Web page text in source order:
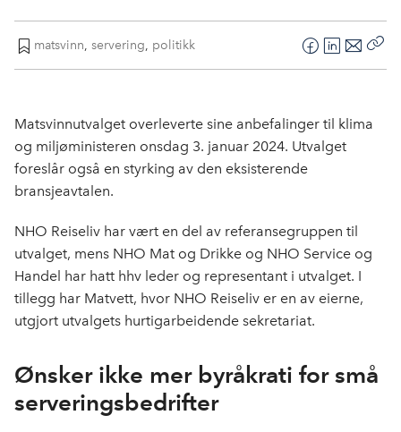
matsvinn, servering, politikk
F
e
b
L
k
e
E
o
s
Matsvinnutvalget overleverte sine anbefalinger til klima
og miljøministeren onsdag 3. januar 2024. Utvalget
foreslår også en styrking av den eksisterende
bransjeavtalen.
NHO Reiseliv har vært en del av referansegruppen til
utvalget, mens NHO Mat og Drikke og NHO Service og
Handel har hatt hhv leder og representant i utvalget. I
tillegg har Matvett, hvor NHO Reiseliv er en av eierne,
utgjort utvalgets hurtigarbeidende sekretariat.
Ønsker ikke mer byråkrati for små
serveringsbedrifter